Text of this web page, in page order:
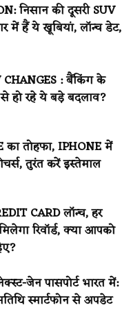
निसान की दूसरी SUV
में हैं ये खूबियां, लॉन्च डेट,
: बैंकिंग के
हो रहे ये बड़े बदलाव?
का तोहफा, IPHONE में
तुरंत करें इस्तेमाल
CARD लॉन्च, हर
रिवॉर्ड, क्या आपको
जेन पासपोर्ट भारत में:
स्मार्टफोन से अपडेट